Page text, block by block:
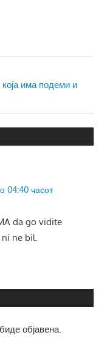
има подеми и
04:40 часот
da go vidite
ne bil.
објавена.